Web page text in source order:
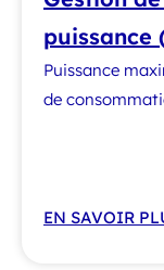
puissance
Puissance
de
EN SAVOIR